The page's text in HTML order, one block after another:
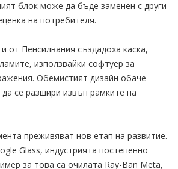
блок може да бъде заменен с други
на потребителя.
от Пенсилвания създадоха каска,
използвайки софтуер за
Обемистият дизайн обаче
се разшири извън рамките на
преживяват нов етап на развитие.
Glass, индустрията постепенно
за това са очилата Ray-Ban Meta,